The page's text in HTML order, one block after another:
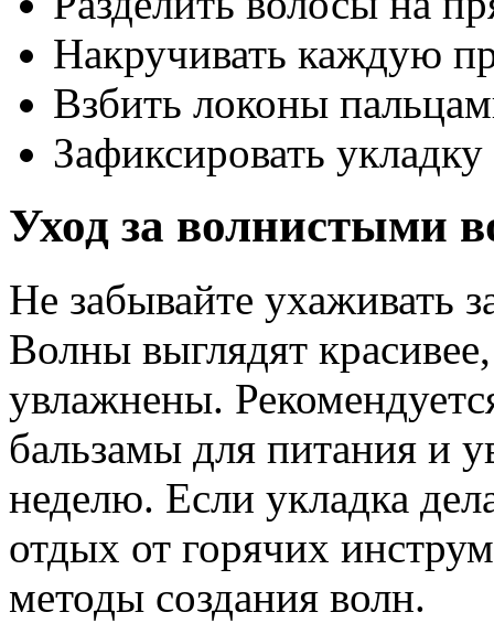
Накручивать каждую
Взбить локоны
Зафиксировать
Уход за волнистыми
Не забывайте ухаживать
Волны выглядят
увлажнены.
бальзамы для питания и
неделю. Если укладка
отдых от горячих
методы создания волн.